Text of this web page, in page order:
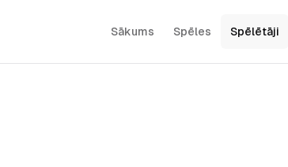
Sākums Spēles Spēlētāji